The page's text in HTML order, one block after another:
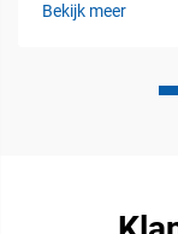
vee werkt via
Bekijk meer